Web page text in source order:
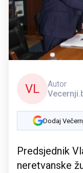
VL
Autor
Dodaj
Predsjednik
neretvanske